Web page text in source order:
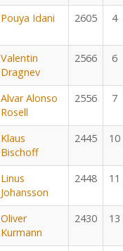
Pouya Idani 2605 4
Valentin
Dragnev
2566 6
Alvar Alonso
Rosell
2556 7
Klaus
Bischoff
2445 10
Linus
Johansson
2448 11
Oliver
Kurmann
2430 13